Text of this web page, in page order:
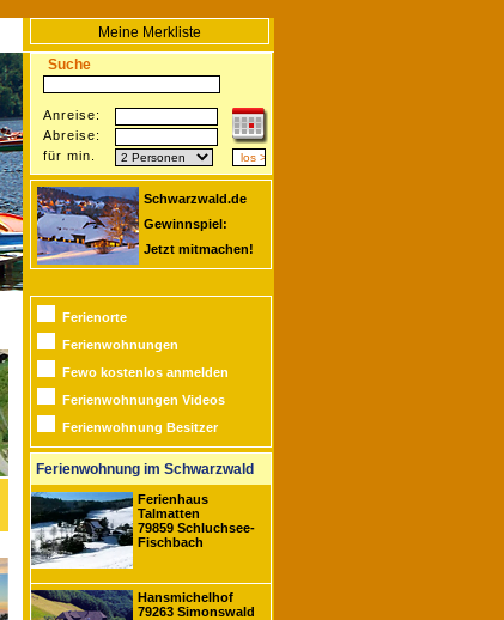
Meine Merkliste
Suche
Anreise:
Abreise:
für min.
Schwarzwald.de
Gewinnspiel:
Jetzt mitmachen!
Ferienorte
Ferienwohnungen
Fewo kostenlos anmelden
Ferienwohnungen Videos
Ferienwohnung Besitzer
Ferienwohnung im Schwarzwald
Ferienhaus
Talmatten
79859 Schluchsee-
Fischbach
Hansmichelhof
79263 Simonswald